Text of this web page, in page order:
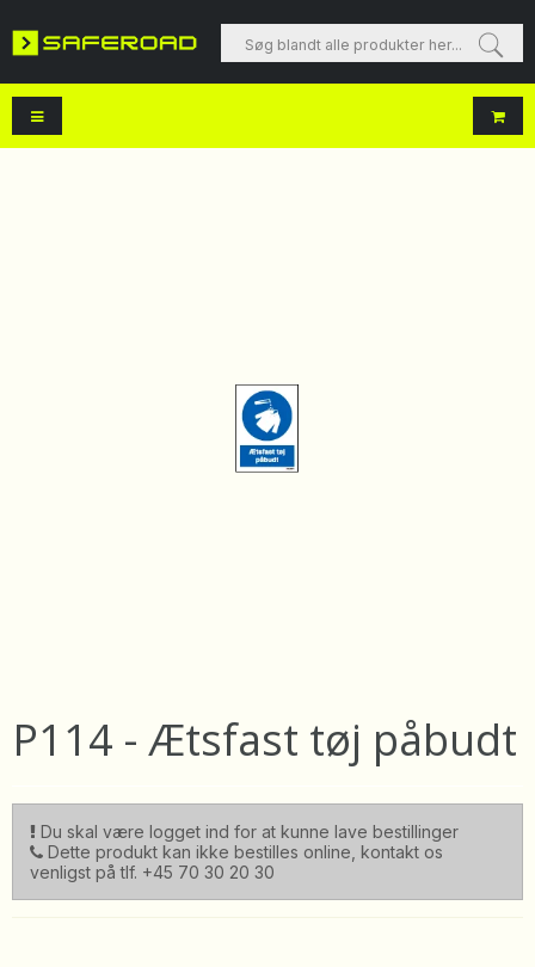
Søg blandt alle produkter her...
P114 - Ætsfast tøj påbudt
Du skal være logget ind for at kunne lave bestillinger
Dette produkt kan ikke bestilles online, kontakt os
venligst på tlf. +45 70 30 20 30